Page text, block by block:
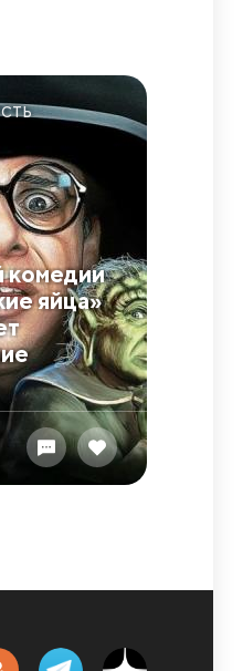
комедии
яйца»